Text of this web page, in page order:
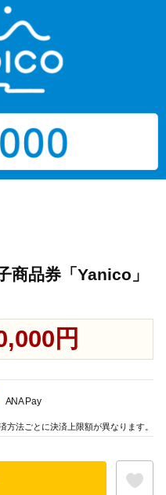
商品券「Yanico」
円
ANA Pay
方法ごとに決済上限額が異なります。